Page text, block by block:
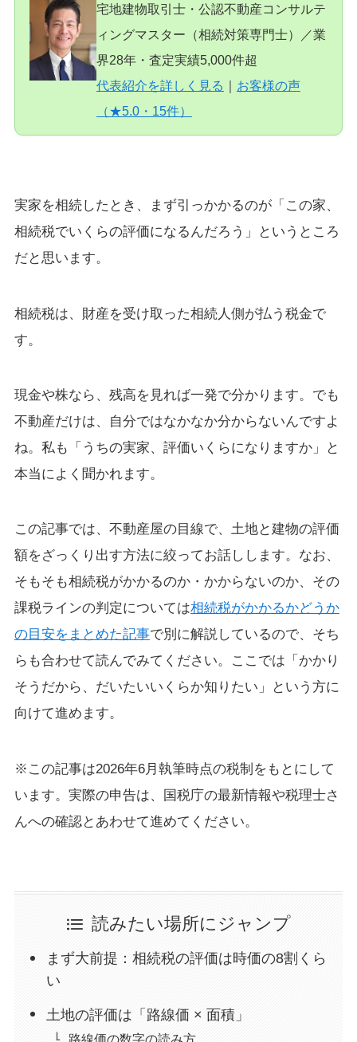
宅地建物取引士・公認不動産コンサルテ
ィングマスター（相続対策専門士）／業
界28年・査定実績5,000件超
代表紹介を詳しく見る ｜ お客様の声
（★5.0・15件）
実家を相続したとき、まず引っかかるのが「この家、
相続税でいくらの評価になるんだろう」というところ
だと思います。
相続税は、財産を受け取った相続人側が払う税金で
す。
現金や株なら、残高を見れば一発で分かります。でも
不動産だけは、自分ではなかなか分からないんですよ
ね。私も「うちの実家、評価いくらになりますか」と
本当によく聞かれます。
この記事では、不動産屋の目線で、土地と建物の評価
額をざっくり出す方法に絞ってお話しします。なお、
そもそも相続税がかかるのか・かからないのか、その
課税ラインの判定については相続税がかかるかどうか
の目安をまとめた記事で別に解説しているので、そち
らも合わせて読んでみてください。ここでは「かかり
そうだから、だいたいいくらか知りたい」という方に
向けて進めます。
※この記事は2026年6月執筆時点の税制をもとにして
います。実際の申告は、国税庁の最新情報や税理士さ
んへの確認とあわせて進めてください。
読みたい場所にジャンプ
まず大前提：相続税の評価は時価の8割くら
い
土地の評価は「路線価 × 面積」
路線価の数字の読み方